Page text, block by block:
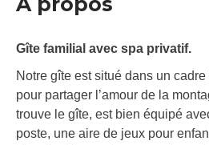
Gîte familial avec spa privatif.
Notre gîte est situé dans un
pour partager l’amour de la
trouve le gîte, est bien équipé
poste, une aire de jeux pour